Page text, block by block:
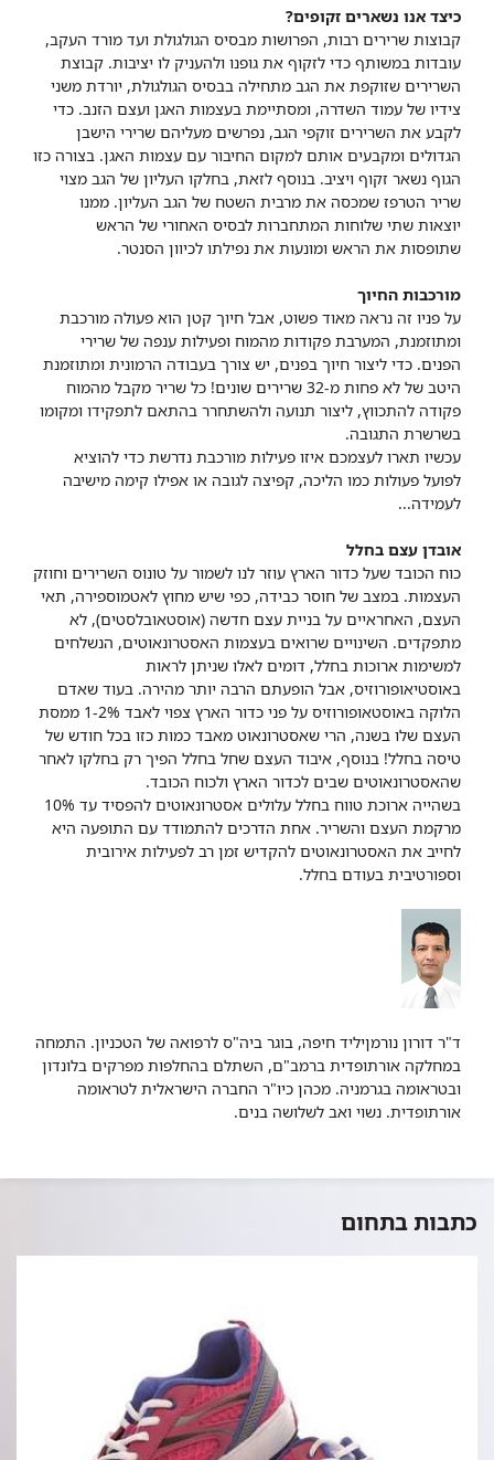
כיצד אנו נשארים זקופים?
קבוצות שרירים רבות, הפרושות מבסיס הגולגולת ועד מורד העקב,
עובדות במשותף כדי לזקוף את גופנו ולהעניק לו יציבות. קבוצת
השרירים שזוקפת את הגב מתחילה בבסיס הגולגולת, יורדת משני
צידיו של עמוד השדרה, ומסתיימת בעצמות האגן ועצם הזנב. כדי
לקבע את השרירים זוקפי הגב, נפרשים מעליהם שרירי הישבן
הגדולים ומקבעים אותם למקום החיבור עם עצמות האגן. בצורה כזו
הגוף נשאר זקוף ויציב. בנוסף לזאת, בחלקו העליון של הגב מצוי
שריר הטרפז שמכסה את מרבית השטח של הגב העליון. ממנו
יוצאות שתי שלוחות המתחברות לבסיס האחורי של הראש
שתופסות את הראש ומונעות את נפילתו לכיוון הסנטר.
מורכבות החיוך
על פניו זה נראה מאוד פשוט, אבל חיוך קטן הוא פעולה מורכבת
ומתוזמנת, המערבת פקודות מהמוח ופעילות ענפה של שרירי
הפנים. כדי ליצור חיוך בפנים, יש צורך בעבודה הרמונית ומתוזמנת
היטב של לא פחות מ-32 שרירים שונים! כל שריר מקבל מהמוח
פקודה להתכווץ, ליצור תנועה ולהשתחרר בהתאם לתפקידו ומקומו
בשרשרת התגובה.
עכשיו תארו לעצמכם איזו פעילות מורכבת נדרשת כדי להוציא
לפועל פעולות כמו הליכה, קפיצה לגובה או אפילו קימה מישיבה
לעמידה...
אובדן עצם בחלל
כוח הכובד שעל כדור הארץ עוזר לנו לשמור על טונוס השרירים וחוזק
העצמות. במצב של חוסר כבידה, כפי שיש מחוץ לאטמוספירה, תאי
העצם, האחראיים על בניית עצם חדשה (אוסטאובלסטים), לא
מתפקדים. השינויים שרואים בעצמות האסטרונאוטים, הנשלחים
למשימות ארוכות בחלל, דומים לאלו שניתן לראות
באוסטיאופורוזיס, אבל הופעתם הרבה יותר מהירה. בעוד שאדם
הלוקה באוסטאופורוזיס על פני כדור הארץ צפוי לאבד 1-2% ממסת
העצם שלו בשנה, הרי שאסטרונאוט מאבד כמות כזו בכל חודש של
טיסה בחלל! בנוסף, איבוד העצם שחל בחלל הפיך רק בחלקו לאחר
שהאסטרונאוטים שבים לכדור הארץ ולכוח הכובד.
בשהייה ארוכת טווח בחלל עלולים אסטרונאוטים להפסיד עד 10%
מרקמת העצם והשריר. אחת הדרכים להתמודד עם התופעה היא
לחייב את האסטרונאוטים להקדיש זמן רב לפעילות אירובית
וספורטיבית בעודם בחלל.
ד"ר דורון נורמןיליד חיפה, בוגר ביה"ס לרפואה של הטכניון. התמחה
במחלקה אורתופדית ברמב"ם, השתלם בהחלפות מפרקים בלונדון
ובטראומה בגרמניה. מכהן כיו"ר החברה הישראלית לטראומה
אורתופדית. נשוי ואב לשלושה בנים.
כתבות בתחום